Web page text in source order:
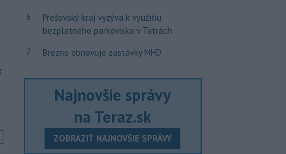
6
Prešovský kraj vyzýva k využitiu
bezplatného parkoviska v Tatrách
7 Brezno obnovuje zastávky MHD
Najnovšie správy
na Teraz.sk
ZOBRAZIŤ NAJNOVŠIE SPRÁVY